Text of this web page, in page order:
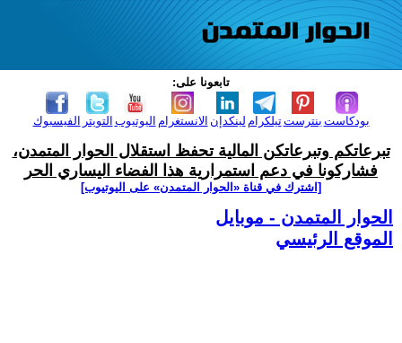
تابعونا على:
الفيسبوك التويتر اليوتيوب الانستغرام لينكدإن تيلكرامبنترست بودكاست
تبرعاتكم وتبرعاتكن المالية تحفظ استقلال الحوار المتمدن،
فشاركونا في دعم استمرارية هذا الفضاء اليساري الحر
[اشترك في قناة ‫«الحوار المتمدن» على اليوتيوب]
الحوار المتمدن - موبايل
الموقع الرئيسي